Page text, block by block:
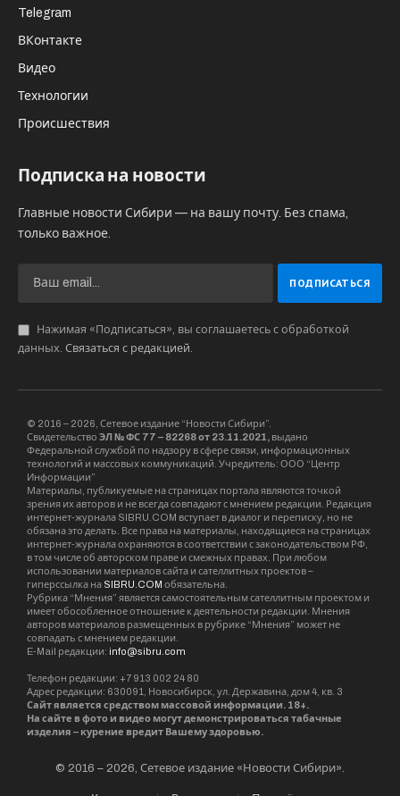
Telegram
ВКонтакте
Видео
Технологии
Происшествия
Подписка на новости
Главные новости Сибири — на вашу почту. Без спама,
только важное.
Нажимая «Подписаться», вы соглашаетесь с обработкой
данных. Связаться с редакцией
© 2016 – 2026, Сетевое издание “Новости Сибири”.
Свидетельство ЭЛ № ФС 77 – 82268 от 23.11.2021, выдано
Федеральной службой по надзору в сфере связи, информационных
технологий и массовых коммуникаций. Учредитель: ООО “Центр
Информации”
Материалы, публикуемые на страницах портала являются точкой
зрения их авторов и не всегда совпадают с мнением редакции. Редакция
интернет-журнала SIBRU.COM вступает в диалог и переписку, но не
обязана это делать. Все права на материалы, находящиеся на страницах
интернет-журнала охраняются в соответствии с законодательством РФ,
в том числе об авторском праве и смежных правах. При любом
использовании материалов сайта и сателлитных проектов –
гиперссылка на SIBRU.COM обязательна.
Рубрика “Мнения” является самостоятельным сателлитным проектом и
имеет обособленное отношение к деятельности редакции. Мнения
авторов материалов размещенных в рубрике “Мнения” может не
совпадать с мнением редакции.
E-Mail редакции: info@sibru.com
Телефон редакции: +7 913 002 24 80
Адрес редакции: 630091, Новосибирск, ул. Державина, дом 4, кв. 3
Сайт является средством массовой информации. 18+.
На сайте в фото и видео могут демонстрироваться табачные
изделия – курение вредит Вашему здоровью.
© 2016 – 2026, Сетевое издание «Новости Сибири».